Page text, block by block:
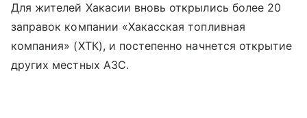
Для жителей Хакасии вновь открылись более 20
заправок компании «Хакасская топливная
компания» (ХТК), и постепенно начнется открытие
других местных АЗС.